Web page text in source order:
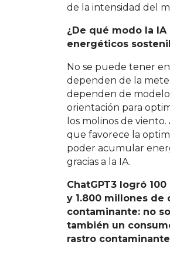
de la intensidad del
¿De qué modo la IA
energéticos
No se puede tener
dependen de la
dependen de
orientación para
los molinos de
que favorece la
poder acumular
gracias a la IA.
ChatGPT3 logró
y 1.800 millones de
contaminante: no
también un
rastro